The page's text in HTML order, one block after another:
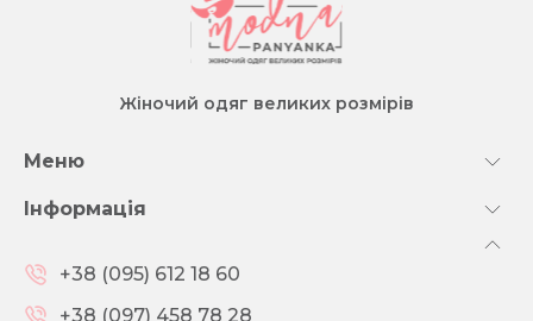
Жіночий одяг великих розмірів
Меню
Інформація
+38 (095) 612 18 60
+38 (097) 458 78 28